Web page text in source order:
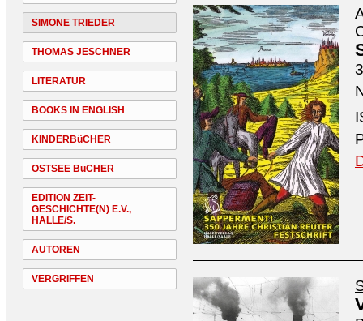
SIMONE TRIEDER
THOMAS JESCHNER
LITERATUR
BOOKS IN ENGLISH
KINDERBüCHER
OSTSEE BüCHER
EDITION ZEIT-
GESCHICHTE(N) E.V.,
HALLE/S.
AUTOREN
VERGRIFFEN